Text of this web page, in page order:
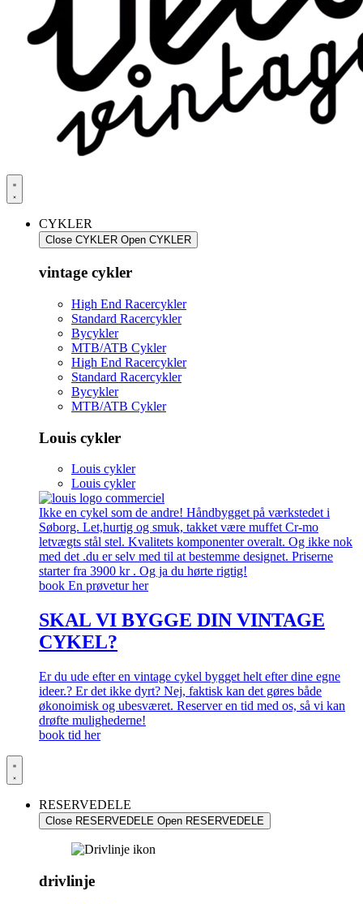
CYKLER
Close CYKLER Open CYKLER
vintage cykler
High End Racercykler
Standard Racercykler
Bycykler
MTB/ATB Cykler
High End Racercykler
Standard Racercykler
Bycykler
MTB/ATB Cykler
Louis cykler
Louis cykler
Louis cykler
Ikke en cykel som de andre! Håndbygget på værkstedet i
Søborg. Let,hurtig og smuk, takket være muffet Cr-mo
letvægts stål stel. Kvalitets komponenter overalt. Og ikke nok
med det .du er selv med til at bestemme designet. Priserne
starter fra 3900 kr . Og ja du hørte rigtig!
book En prøvetur her
SKAL VI BYGGE DIN VINTAGE
CYKEL?
Er du ude efter en vintage cykel bygget helt efter dine egne
ideer.? Er det ikke dyrt? Nej, faktisk kan det gøres både
økonoimisk og ubesværet. Reserver en tid med os, så vi kan
drøfte mulighederne!
book tid her
RESERVEDELE
Close RESERVEDELE Open RESERVEDELE
drivlinje